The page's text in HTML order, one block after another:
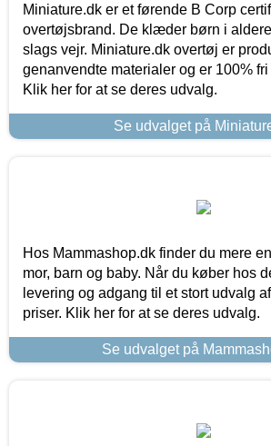
Miniature.dk er et førende B Corp
overtøjsbrand. De klæder børn i
slags vejr. Miniature.dk overtøj er
genanvendte materialer og er 100%
Klik her for at se deres udvalg.
Se udvalget på
Hos Mammashop.dk finder du mere
mor, barn og baby. Når du køber hos
levering og adgang til et stort udvalg
priser. Klik her for at se deres udvalg.
Se udvalget på